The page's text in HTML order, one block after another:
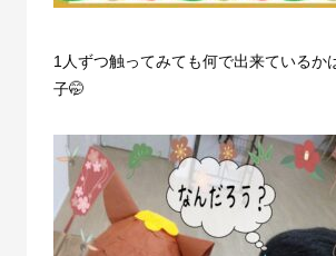
1人ずつ触ってみても何で出来ているか
子🤭